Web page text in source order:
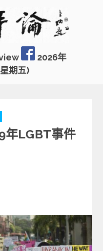
2026年
期五)
年LGBT事件